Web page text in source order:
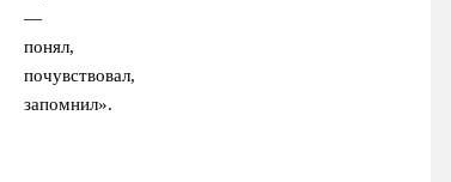
—
понял,
почувствовал,
запомнил».